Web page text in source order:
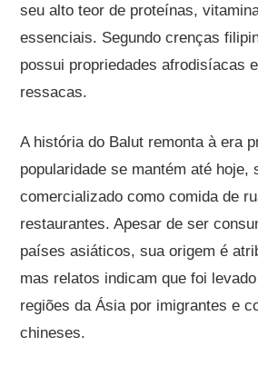
seu alto teor de proteínas,
essenciais. Segundo crenças
possui propriedades afrodisíacas
ressacas.
A história do Balut remonta à era
popularidade se mantém até hoje,
comercializado como comida de
restaurantes. Apesar de ser
países asiáticos, sua origem é
mas relatos indicam que foi
regiões da Ásia por imigrantes e
chineses.